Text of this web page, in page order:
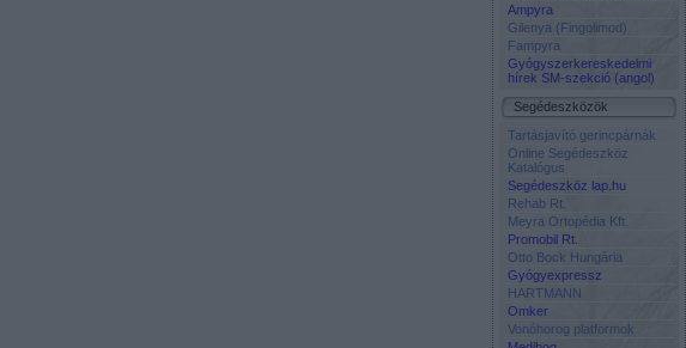
Ampyra
Gilenya (Fingolimod)
Fampyra
Gyógyszerkereskedelmi
hírek SM-szekció (angol)
Segédeszközök
Tartásjavító gerincpárnák
Online Segédeszköz
Katalógus
Segédeszköz lap.hu
Rehab Rt.
Meyra Ortopédia Kft.
Promobil Rt.
Otto Bock Hungária
Gyógyexpressz
HARTMANN
Omker
Vonóhorog platformok